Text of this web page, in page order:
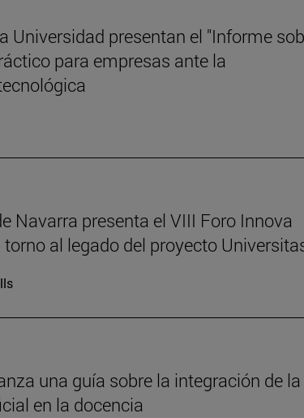
Universidad presentan el "Informe
para empresas ante la
Navarra presenta el VIII Foro Innova
al legado del proyecto
una guía sobre la integración de la
en la docencia